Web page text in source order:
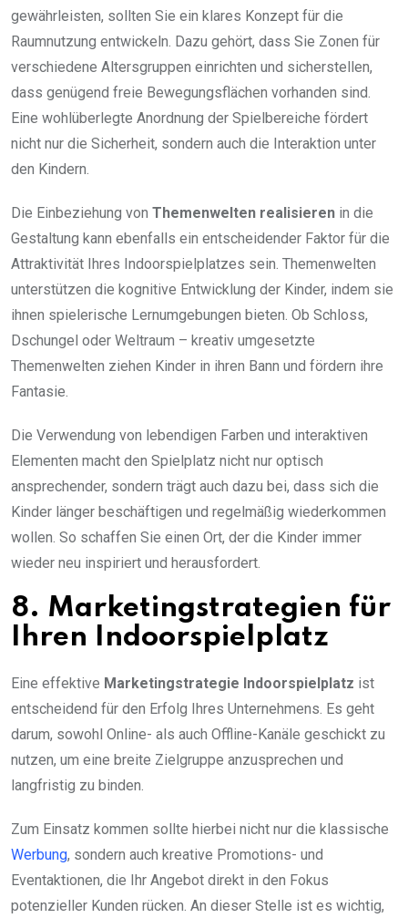
gewährleisten, sollten Sie ein klares Konzept für die
Raumnutzung entwickeln. Dazu gehört, dass Sie Zonen für
verschiedene Altersgruppen einrichten und sicherstellen,
dass genügend freie Bewegungsflächen vorhanden sind.
Eine wohlüberlegte Anordnung der Spielbereiche fördert
nicht nur die Sicherheit, sondern auch die Interaktion unter
den Kindern.
Die Einbeziehung von Themenwelten realisieren in die
Gestaltung kann ebenfalls ein entscheidender Faktor für die
Attraktivität Ihres Indoorspielplatzes sein. Themenwelten
unterstützen die kognitive Entwicklung der Kinder, indem sie
ihnen spielerische Lernumgebungen bieten. Ob Schloss,
Dschungel oder Weltraum – kreativ umgesetzte
Themenwelten ziehen Kinder in ihren Bann und fördern ihre
Fantasie.
Die Verwendung von lebendigen Farben und interaktiven
Elementen macht den Spielplatz nicht nur optisch
ansprechender, sondern trägt auch dazu bei, dass sich die
Kinder länger beschäftigen und regelmäßig wiederkommen
wollen. So schaffen Sie einen Ort, der die Kinder immer
wieder neu inspiriert und herausfordert.
8. Marketingstrategien für
Ihren Indoorspielplatz
Eine effektive Marketingstrategie Indoorspielplatz ist
entscheidend für den Erfolg Ihres Unternehmens. Es geht
darum, sowohl Online- als auch Offline-Kanäle geschickt zu
nutzen, um eine breite Zielgruppe anzusprechen und
langfristig zu binden.
Zum Einsatz kommen sollte hierbei nicht nur die klassische
Werbung, sondern auch kreative Promotions- und
Eventaktionen, die Ihr Angebot direkt in den Fokus
potenzieller Kunden rücken. An dieser Stelle ist es wichtig,